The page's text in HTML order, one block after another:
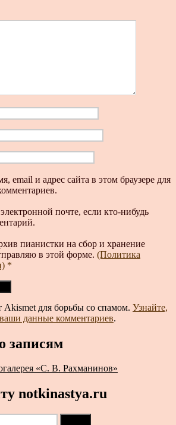
email и адрес сайта в этом браузере для
почте, если кто-нибудь
пианистки на сбор и хранение
в этой форме. (Политика
*
Akismet для борьбы со спамом. Узнайте,
данные комментариев.
записям
«С. В. Рахманинов»
notkinastya.ru